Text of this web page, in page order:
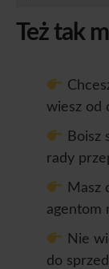
Też tak
wiesz od
Boisz
rady
Masz
agentom
Nie
do